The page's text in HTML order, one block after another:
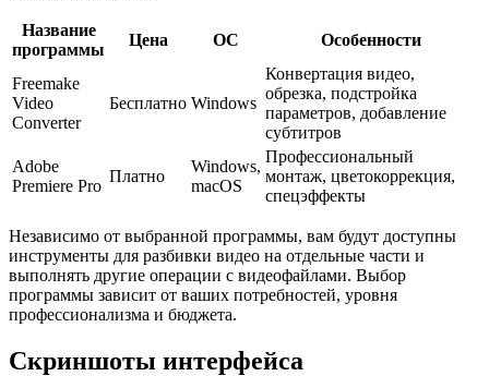
Название
программы
Цена ОС Особенности
Freemake
Video
Converter
Бесплатно Windows
Конвертация видео,
обрезка, подстройка
параметров, добавление
субтитров
Adobe
Premiere Pro
Платно
Windows,
macOS
Профессиональный
монтаж, цветокоррекция,
спецэффекты
Независимо от выбранной программы, вам будут доступны
инструменты для разбивки видео на отдельные части и
выполнять другие операции с видеофайлами. Выбор
программы зависит от ваших потребностей, уровня
профессионализма и бюджета.
Скриншоты интерфейса